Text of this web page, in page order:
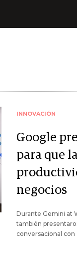
INNOVACIÓN
Google
para que
negocios
Durante Gemini at
también
conversacional